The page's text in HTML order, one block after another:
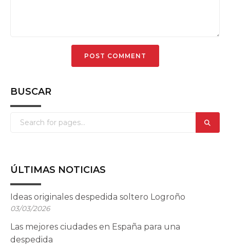
BUSCAR
ÚLTIMAS NOTICIAS
Ideas originales despedida soltero Logroño
03/03/2026
Las mejores ciudades en España para una
despedida